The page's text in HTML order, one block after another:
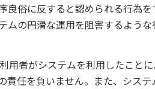
良俗に反すると認められる行為を
ムの円滑な運用を阻害するような
者がシステムを利用したこと
責任を負いません。また、シス